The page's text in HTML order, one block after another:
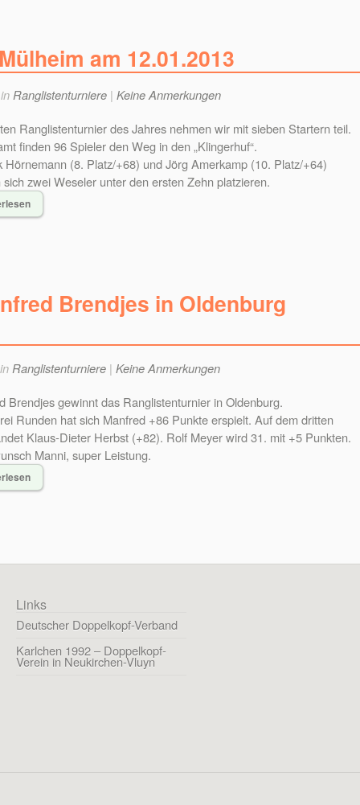
am 12.01.2013
Ranglistenturniere | Keine Anmerkungen
Ranglistenturnier des Jahres nehmen wir mit sieben Startern teil.
finden 96 Spieler den Weg in den „Klingerhuf“.
Hörnemann (8. Platz/+68) und Jörg Amerkamp (10. Platz/+64)
sich zwei Weseler unter den ersten Zehn platzieren.
Brendjes in Oldenburg
Ranglistenturniere | Keine Anmerkungen
Brendjes gewinnt das Ranglistenturnier in Oldenburg.
Runden hat sich Manfred +86 Punkte erspielt. Auf dem dritten
Klaus-Dieter Herbst (+82). Rolf Meyer wird 31. mit +5 Punkten.
Manni, super Leistung.
Links
Deutscher Doppelkopf-Verband
Karlchen 1992 – Doppelkopf-
Verein in Neukirchen-Vluyn